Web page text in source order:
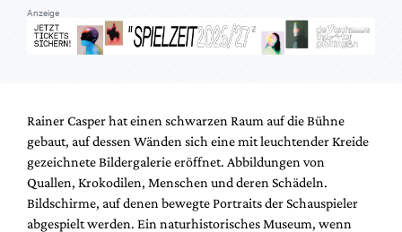
Anzeige
Rainer Casper hat einen schwarzen Raum auf die Bühne
gebaut, auf dessen Wänden sich eine mit leuchtender Kreide
gezeichnete Bildergalerie eröffnet. Abbildungen von
Quallen, Krokodilen, Menschen und deren Schädeln.
Bildschirme, auf denen bewegte Portraits der Schauspieler
abgespielt werden. Ein naturhistorisches Museum, wenn